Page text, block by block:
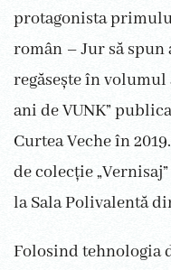
protagonista
român – Jur să spun
regăsește în volumul
ani de VUNK”
Curtea Veche în
de colecție
la Sala Polivalentă
Folosind tehnologia